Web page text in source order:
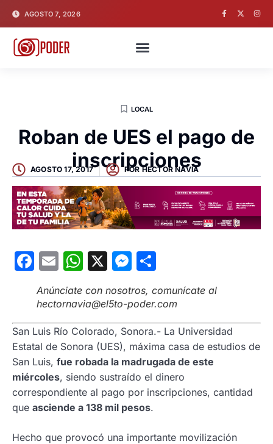
AGOSTO 7, 2026
LOCAL
Roban de UES el pago de
inscripciones
AGOSTO 17, 2017 PORHECTOR NAVIA
Facebook
EmailWhatsApp
X Messenger
Anúnciate con nosotros, comunícate al
hectornavia@el5to-poder.com
San Luis Río Colorado, Sonora.- La Universidad
Estatal de Sonora (UES), máxima casa de estudios de
San Luis, fue robada la madrugada de este
miércoles, siendo sustraído el dinero
correspondiente al pago por inscripciones, cantidad
que asciende a 138 mil pesos.
Hecho que provocó una importante movilización